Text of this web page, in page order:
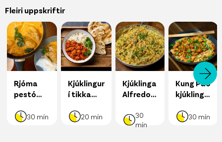
Fleiri uppskriftir
Rjóma
pestó
30 mín
Kjúklingur
í tikka
20 mín
Kjúklinga
Alfredo
30
mín
Kung Pao
kjúklingur
30 mín